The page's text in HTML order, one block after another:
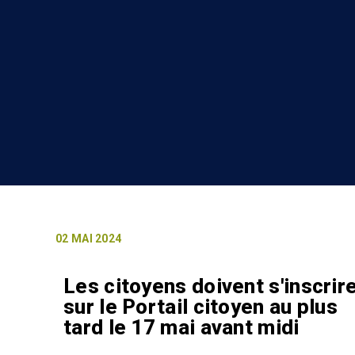
02 MAI 2024
Les citoyens doivent
sur le Portail citoyen au plus
tard le 17 mai avant midi